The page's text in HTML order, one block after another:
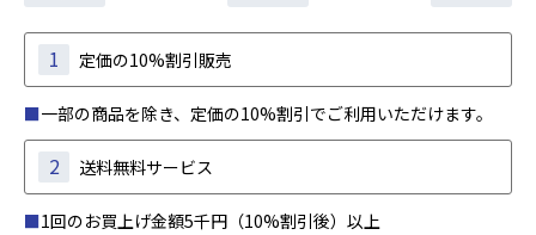
1 定価の10%割引販売
■一部の商品を除き、定価の10%割引でご利用いただけます。
2 送料無料サービス
■1回のお買上げ金額5千円（10%割引後）以上